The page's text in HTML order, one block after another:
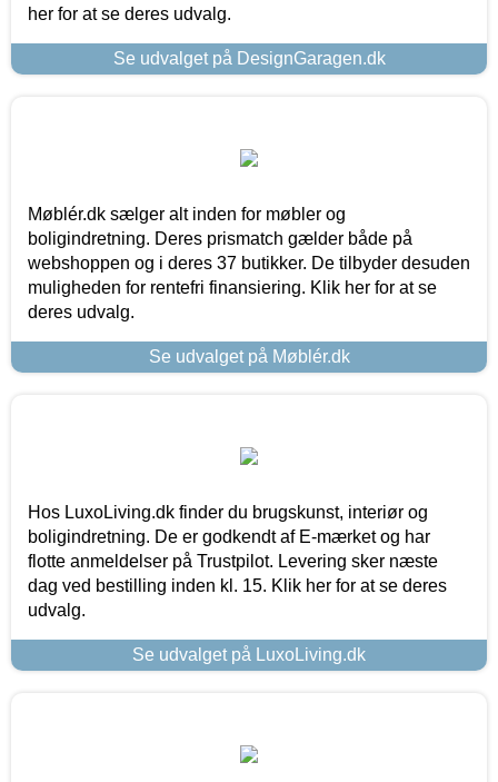
her for at se deres udvalg.
Se udvalget på DesignGaragen.dk
Møblér.dk sælger alt inden for møbler og
boligindretning. Deres prismatch gælder både på
webshoppen og i deres 37 butikker. De tilbyder desuden
muligheden for rentefri finansiering. Klik her for at se
deres udvalg.
Se udvalget på Møblér.dk
Hos LuxoLiving.dk finder du brugskunst, interiør og
boligindretning. De er godkendt af E-mærket og har
flotte anmeldelser på Trustpilot. Levering sker næste
dag ved bestilling inden kl. 15. Klik her for at se deres
udvalg.
Se udvalget på LuxoLiving.dk